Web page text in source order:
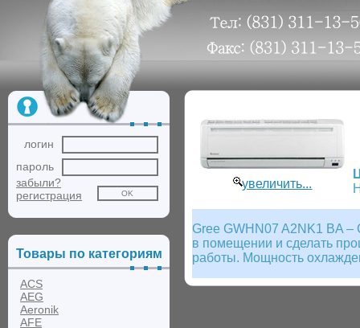
логин
пароль
забыли?
регистрация
Товары по категориям
ACS
AEG
Aeronik
AFE
увеличить...
Gree GWHN07 A2NK1 BA
в помещении и сделать
работы. Мощность